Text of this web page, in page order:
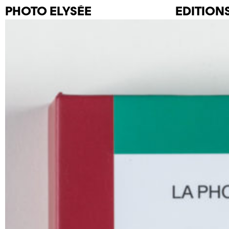
PHOTO ELYSÉE